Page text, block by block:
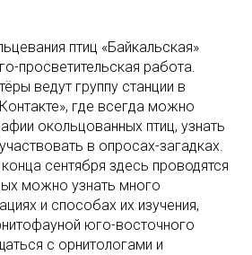
птиц «Байкальская»
просветительская работа.
ведут группу станции в
где всегда можно
окольцованных птиц, узнать
в опросах-загадках.
сентября здесь проводятся
можно узнать много
и способах их изучения,
юго-восточного
с орнитологами и